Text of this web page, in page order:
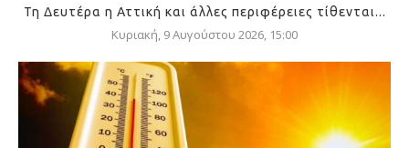
Τη Δευτέρα η Αττική και άλλες περιφέρειες τίθενται...
Κυριακή, 9 Αυγούστου 2026, 15:00